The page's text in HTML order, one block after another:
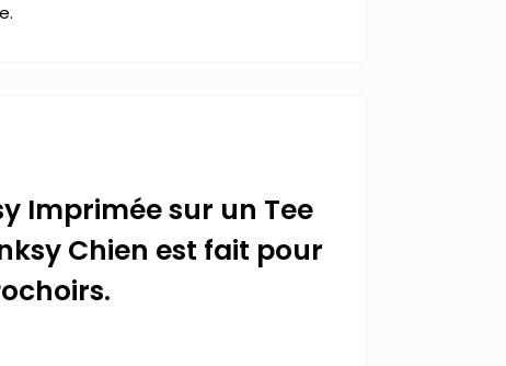
Imprimée sur un Tee
Chien est fait pour